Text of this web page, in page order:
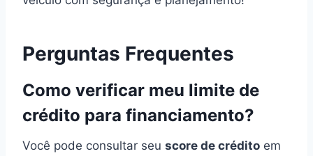
Perguntas Frequentes
Como verificar meu limite de
crédito para financiamento?
Você pode consultar seu score de crédito em